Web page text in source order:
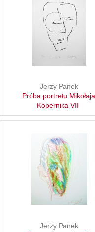
Jerzy Panek
Próba portretu Mikołaja
Kopernika VII
Jerzy Panek